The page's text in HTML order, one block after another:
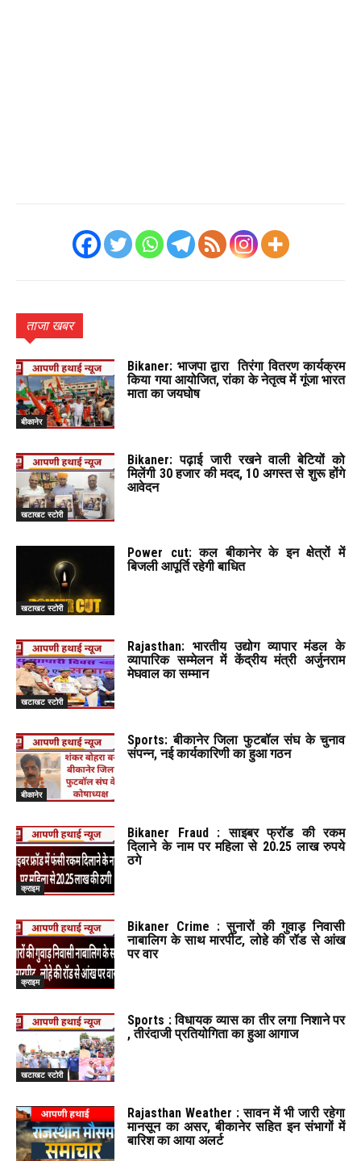
ताजा खबर
बीकानेर
Bikaner: भाजपा द्वारा तिरंगा वितरण कार्यक्रम
किया गया आयोजित, रांका के नेतृत्व में गूंजा भारत
माता का जयघोष
खटाखट स्टोरी
Bikaner: पढ़ाई जारी रखने वाली बेटियों को
मिलेंगी 30 हजार की मदद, 10 अगस्त से शुरू होंगे
आवेदन
खटाखट स्टोरी
Power cut: कल बीकानेर के इन क्षेत्रों में
बिजली आपूर्ति रहेगी बाधित
खटाखट स्टोरी
Rajasthan: भारतीय उद्योग व्यापार मंडल के
व्यापारिक सम्मेलन में केंद्रीय मंत्री अर्जुनराम
मेघवाल का सम्मान
बीकानेर
Sports: बीकानेर जिला फुटबॉल संघ के चुनाव
संपन्न, नई कार्यकारिणी का हुआ गठन
क्राइम
Bikaner Fraud : साइबर फ्रॉड की रकम
दिलाने के नाम पर महिला से 20.25 लाख रुपये
ठगे
क्राइम
Bikaner Crime : सुनारों की गुवाड़ निवासी
नाबालिग के साथ मारपीट, लोहे की रॉड से आंख
पर वार
खटाखट स्टोरी
Sports : विधायक व्यास का तीर लगा निशाने पर
, तीरंदाजी प्रतियोगिता का हुआ आगाज
Rajasthan Weather : सावन में भी जारी रहेगा
मानसून का असर, बीकानेर सहित इन संभागों में
बारिश का आया अलर्ट